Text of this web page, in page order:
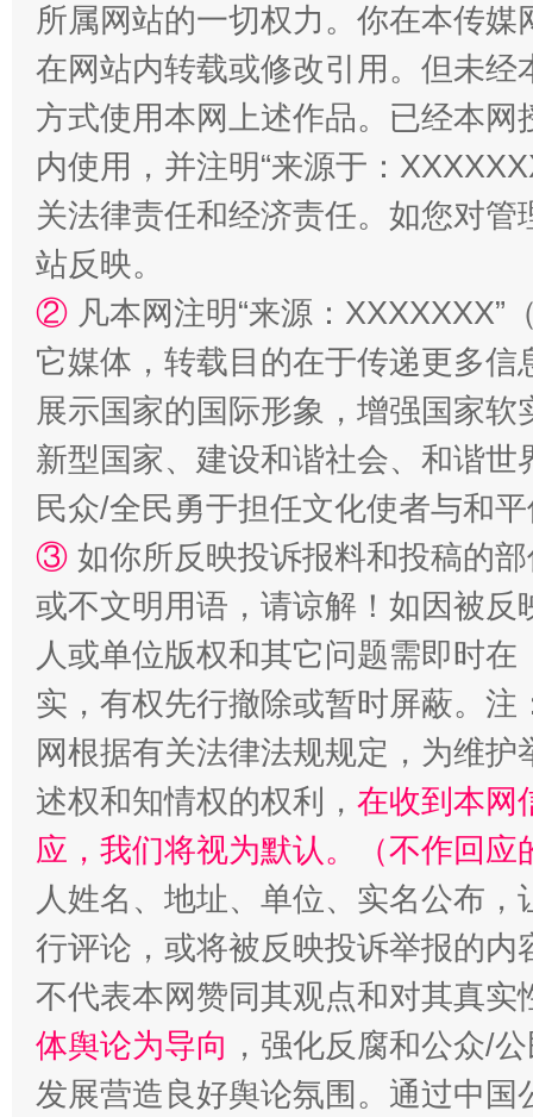
站台名比不上好声名
漫山遍野的桃花与雪山、麦地、白藏房 除
招工难、用工荒背后
所属网站的一切权力。你在本传
在网站内转载或修改引用。但未
方式使用本网上述作品。已经本
内使用，并注明“来源于：
关法律责任和经济责任。如您对
站反映。
② 凡本网注明“来源：
它媒体，转载目的在于传递更多
展示国家的国际形象，增强国家
新型国家、建设和谐社会、和谐
民众/全民勇于担任文化使者与和
③ 如你所反映投诉报料和投稿的
或不文明用语，请谅解！如因被
人或单位版权和其它问题需即时在
实，有权先行撤除或暂时屏蔽。
网根据有关法律法规规定，为维
述权和知情权的权利， 在收到本网
应，我们将视为默认。（不作回应
人姓名、地址、单位、实名公布
行评论，或将被反映投诉举报的
不代表本网赞同其观点和对其真实
体舆论为导向 ，强化反腐和公众/
发展营造良好舆论氛围。通过中